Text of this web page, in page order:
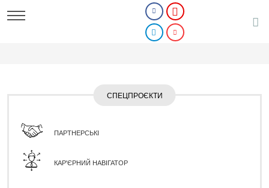
СПЕЦПРОЄКТИ
ПАРТНЕРСЬКІ
КАР'ЄРНИЙ НАВІГАТОР